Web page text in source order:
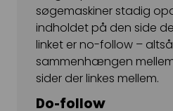
Leadgenerering
E-mail automation
TRACKING
Server-Side Tracking
søgemaskiner stadig
indholdet på den side
linket er no-follow –
sammenhængen
sider der linkes mellem.
Do-follow